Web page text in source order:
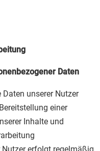
Daten
unserer Nutzer
einer
Inhalte und